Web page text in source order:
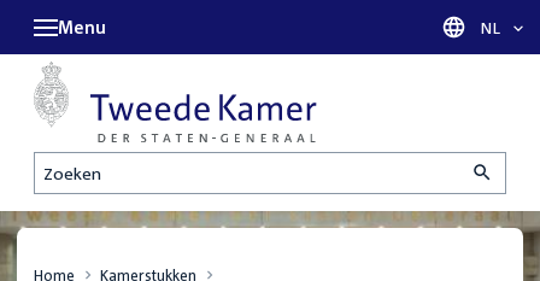
Zoeken
Menu Taal
NL
Home
Kamerstukken